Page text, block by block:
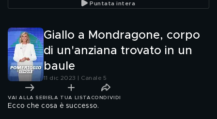
Puntata intera
Giallo a Mondragone, corpo
di un'anziana trovato in un
baule
11 dic 2023 | Canale 5
VAI ALLA SERIE LA TUA LISTA CONDIVIDI
Ecco che cosa è successo.